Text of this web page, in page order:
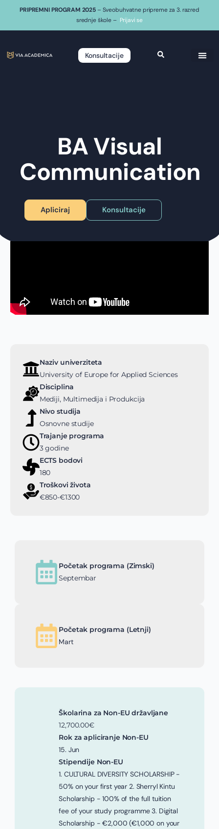
PRIPREMNI PROGRAM 2025 – Sveobuhvatne pripreme za 3. razred
srednje škole – Prijavi se
Konsultacije
BA Visual
Communication
Apliciraj Konsultacije
Naziv univerziteta
University of Europe for Applied Sciences
Disciplina
Mediji, Multimedija i Produkcija
Nivo studija
Osnovne studije
Trajanje programa
3 godine
ECTS bodovi
180
Troškovi života
€850-€1300
Početak programa (Zimski)
Septembar
Početak programa (Letnji)
Mart
Školarina za Non-EU državljane
12,700.00€
Rok za apliciranje Non-EU
15. Jun
Stipendije Non-EU
1. CULTURAL DIVERSITY SCHOLARSHIP -
50% on your first year 2. Sherryl Kintu
Scholarship - 100% of the full tuition
fee of your study programme 3. Digital
Scholarship - €2,000 (€1,000 on your